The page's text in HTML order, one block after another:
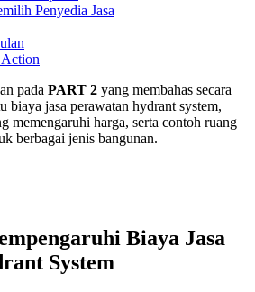
Penyedia Jasa
pada PART 2 yang membahas secara
biaya jasa perawatan hydrant system,
memengaruhi harga, serta contoh ruang
berbagai jenis bangunan.
Biaya Jasa
System